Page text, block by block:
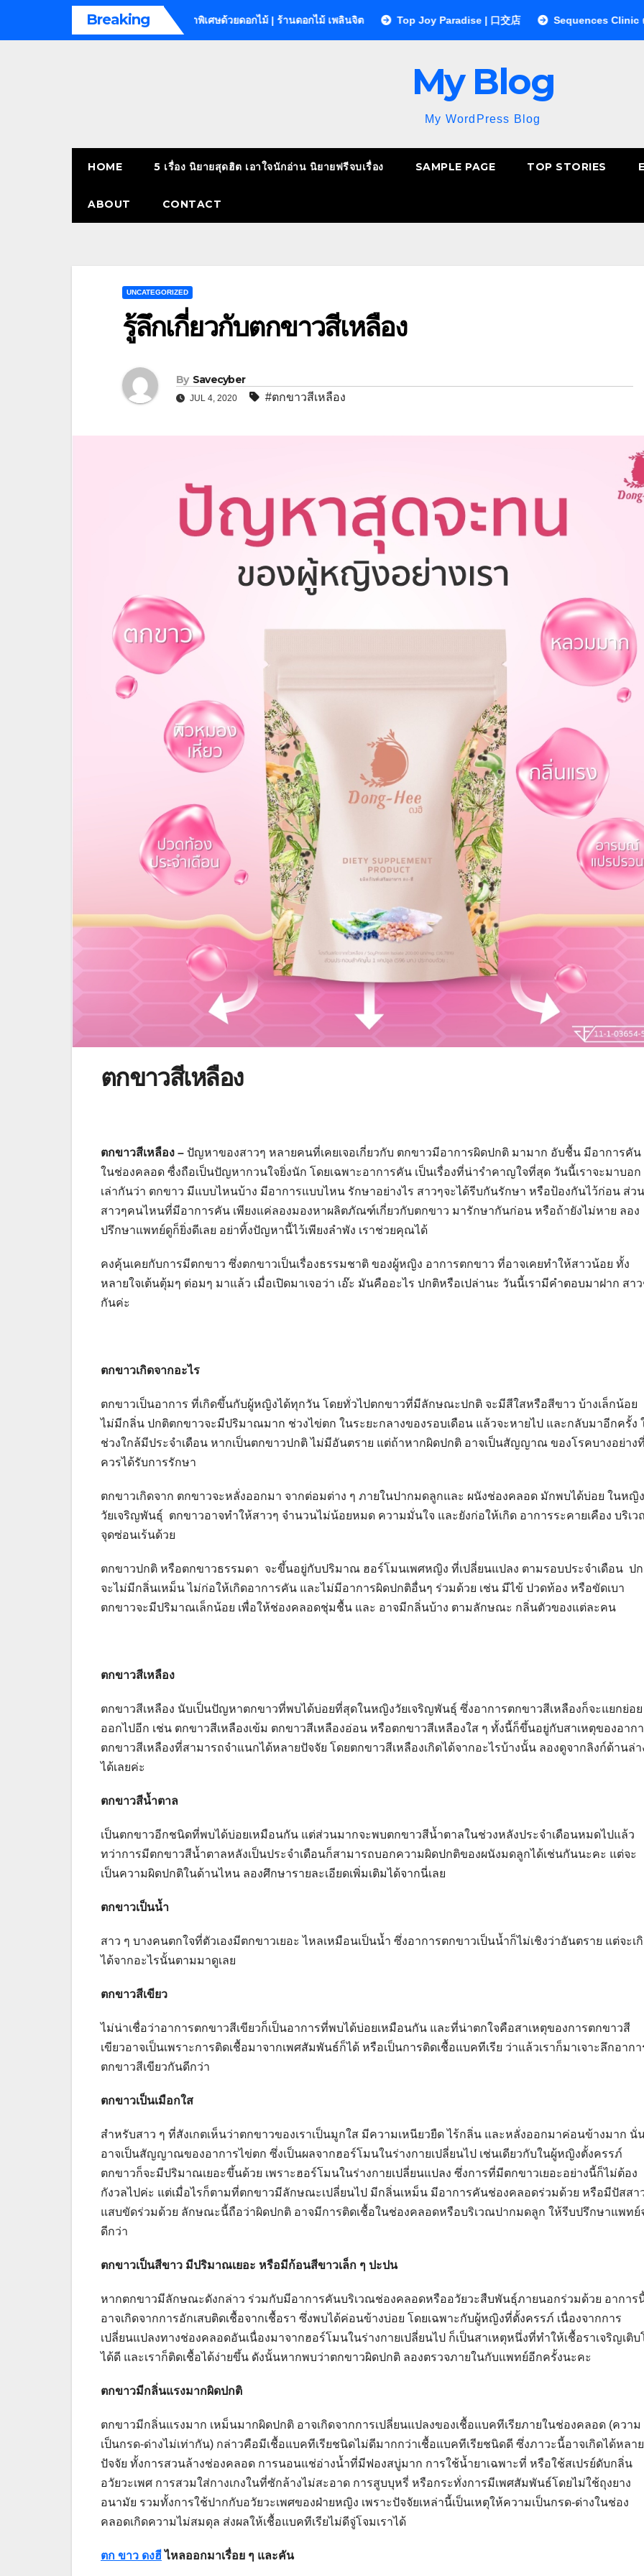
Breaking
เติมเต็มทุกช่วงเวลาพิเศษด้วยดอกไม้ | ร้านดอกไม้ เพลินจิต Top Joy Paradise | 口交店 Sequences Clinic คลินิกกายภ
My Blog
My WordPress Blog
HOME 5 เรื่อง นิยายสุดฮิต เอาใจนักอ่าน นิยายฟรีจบเรื่อง SAMPLE PAGE TOP STORIES
ABOUT CONTACT
UNCATEGORIZED
รู้ลึกเกี่ยวกับตกขาวสีเหลือง
By Savecyber
JUL 4, 2020 #ตกขาวสีเหลือง
ตกขาวสีเหลือง
ตกขาวสีเหลือง – ปัญหาของสาวๆ หลายคนที่เคยเจอเกี่ยวกับ ตกขาวมีอาการผิดปกติ มามาก อับชื้น มีอาการคัน
ในช่องคลอด ซื่งถือเป็นปัญหากวนใจยิ่งนัก โดยเฉพาะอาการคัน เป็นเรื่องที่น่ารำคาญใจที่สุด วันนี้เราจะมาบอก
เล่ากันว่า ตกขาว มีแบบไหนบ้าง มีอาการแบบไหน รักษาอย่างไร สาวๆจะได้รีบกันรักษา หรือป้องกันไว้ก่อน ส่วน
สาวๆคนไหนที่มีอาการคัน เพียงแค่ลองมองหาผลิตภัณฑ์เกี่ยวกับตกขาว มารักษากันก่อน หรือถ้ายังไม่หาย ลอง
ปรึกษาแพทย์ดูก็ยิ่งดีเลย อย่าทิ้งปัญหานี้ไว้เพียงลำพัง เราช่วยคุณได้
คงคุ้นเคยกับการมีตกขาว ซึ่งตกขาวเป็นเรื่องธรรมชาติ ของผู้หญิง อาการตกขาว ที่อาจเคยทำให้สาวน้อย ทั้ง
หลายใจเต้นตุ้มๆ ต่อมๆ มาแล้ว เมื่อเปิดมาเจอว่า เอ๊ะ มันคืออะไร ปกติหรือเปล่านะ วันนี้เรามีคำตอบมาฝาก สา
กันค่ะ
ตกขาวเกิดจากอะไร
ตกขาวเป็นอาการ ที่เกิดขึ้นกับผู้หญิงได้ทุกวัน โดยทั่วไปตกขาวที่มีลักษณะปกติ จะมีสีใสหรือสีขาว บ้างเล็กน้อย
ไม่มีกลิ่น ปกติตกขาวจะมีปริมาณมาก ช่วงไข่ตก ในระยะกลางของรอบเดือน แล้วจะหายไป และกลับมาอีกครั้ง
ช่วงใกล้มีประจำเดือน หากเป็นตกขาวปกติ ไม่มีอันตราย แต่ถ้าหากผิดปกติ อาจเป็นสัญญาณ ของโรคบางอย่าง
ควรได้รับการรักษา
ตกขาวเกิดจาก ตกขาวจะหลั่งออกมา จากต่อมต่าง ๆ ภายในปากมดลูกและ ผนังช่องคลอด มักพบได้บ่อย ในหญิง
วัยเจริญพันธุ์ ตกขาวอาจทำให้สาวๆ จำนวนไม่น้อยหมด ความมั่นใจ และยังก่อให้เกิด อาการระคายเคือง บริเ
จุดซ่อนเร้นด้วย
ตกขาวปกติ หรือตกขาวธรรมดา จะขึ้นอยู่กับปริมาณ ฮอร์โมนเพศหญิง ที่เปลี่ยนแปลง ตามรอบประจำเดือน ป
จะไม่มีกลิ่นเหม็น ไม่ก่อให้เกิดอาการคัน และไม่มีอาการผิดปกติอื่นๆ ร่วมด้วย เช่น มีไข้ ปวดท้อง หรือขัดเบา
ตกขาวจะมีปริมาณเล็กน้อย เพื่อให้ช่องคลอดชุ่มชื้น และ อาจมีกลิ่นบ้าง ตามลักษณะ กลิ่นตัวของแต่ละคน
ตกขาวสีเหลือง
ตกขาวสีเหลือง นับเป็นปัญหาตกขาวที่พบได้บ่อยที่สุดในหญิงวัยเจริญพันธุ์ ซึ่งอาการตกขาวสีเหลืองก็จะแยกย่อย
ออกไปอีก เช่น ตกขาวสีเหลืองเข้ม ตกขาวสีเหลืองอ่อน หรือตกขาวสีเหลืองใส ๆ ทั้งนี้ก็ขึ้นอยู่กับสาเหตุของอาก
ตกขาวสีเหลืองที่สามารถจำแนกได้หลายปัจจัย โดยตกขาวสีเหลืองเกิดได้จากอะไรบ้างนั้น ลองดูจากลิงก์ด้านล่า
ได้เลยค่ะ
ตกขาวสีน้ำตาล
เป็นตกขาวอีกชนิดที่พบได้บ่อยเหมือนกัน แต่ส่วนมากจะพบตกขาวสีน้ำตาลในช่วงหลังประจำเดือนหมดไปแล้ว
ทว่าการมีตกขาวสีน้ำตาลหลังเป็นประจำเดือนก็สามารถบอกความผิดปกติของผนังมดลูกได้เช่นกันนะคะ แต่จะ
เป็นความผิดปกติในด้านไหน ลองศึกษารายละเอียดเพิ่มเติมได้จากนี่เลย
ตกขาวเป็นน้ำ
สาว ๆ บางคนตกใจที่ตัวเองมีตกขาวเยอะ ไหลเหมือนเป็นน้ำ ซึ่งอาการตกขาวเป็นน้ำก็ไม่เชิงว่าอันตราย แต่จะเ
ได้จากอะไรนั้นตามมาดูเลย
ตกขาวสีเขียว
ไม่น่าเชื่อว่าอาการตกขาวสีเขียวก็เป็นอาการที่พบได้บ่อยเหมือนกัน และที่น่าตกใจคือสาเหตุของการตกขาวสี
เขียวอาจเป็นเพราะการติดเชื้อมาจากเพศสัมพันธ์ก็ได้ หรือเป็นการติดเชื้อแบคทีเรีย ว่าแล้วเราก็มาเจาะลึกอากา
ตกขาวสีเขียวกันดีกว่า
ตกขาวเป็นเมือกใส
สำหรับสาว ๆ ที่สังเกตเห็นว่าตกขาวของเราเป็นมูกใส มีความเหนียวยืด ไร้กลิ่น และหลั่งออกมาค่อนข้างมาก นั่
อาจเป็นสัญญาณของอาการไข่ตก ซึ่งเป็นผลจากฮอร์โมนในร่างกายเปลี่ยนไป เช่นเดียวกับในผู้หญิงตั้งครรภ์
ตกขาวก็จะมีปริมาณเยอะขึ้นด้วย เพราะฮอร์โมนในร่างกายเปลี่ยนแปลง ซึ่งการที่มีตกขาวเยอะอย่างนี้ก็ไม่ต้อง
กังวลไปค่ะ แต่เมื่อไรก็ตามที่ตกขาวมีลักษณะเปลี่ยนไป มีกลิ่นเหม็น มีอาการคันช่องคลอดร่วมด้วย หรือมีปัสสา
แสบขัดร่วมด้วย ลักษณะนี้ถือว่าผิดปกติ อาจมีการติดเชื้อในช่องคลอดหรือบริเวณปากมดลูก ให้รีบปรึกษาแพทย์
ดีกว่า
ตกขาวเป็นสีขาว มีปริมาณเยอะ หรือมีก้อนสีขาวเล็ก ๆ ปะปน
หากตกขาวมีลักษณะดังกล่าว ร่วมกับมีอาการคันบริเวณช่องคลอดหรืออวัยวะสืบพันธุ์ภายนอกร่วมด้วย อาการ
อาจเกิดจากการอักเสบติดเชื้อจากเชื้อรา ซึ่งพบได้ค่อนข้างบ่อย โดยเฉพาะกับผู้หญิงที่ตั้งครรภ์ เนื่องจากการ
เปลี่ยนแปลงทางช่องคลอดอันเนื่องมาจากฮอร์โมนในร่างกายเปลี่ยนไป ก็เป็นสาเหตุหนึ่งที่ทำให้เชื้อราเจริญเติบ
ได้ดี และเราก็ติดเชื้อได้ง่ายขึ้น ดังนั้นหากพบว่าตกขาวผิดปกติ ลองตรวจภายในกับแพทย์อีกครั้งนะคะ
ตกขาวมีกลิ่นแรงมากผิดปกติ
ตกขาวมีกลิ่นแรงมาก เหม็นมากผิดปกติ อาจเกิดจากการเปลี่ยนแปลงของเชื้อแบคทีเรียภายในช่องคลอด (ความ
เป็นกรด-ด่างไม่เท่ากัน) กล่าวคือมีเชื้อแบคทีเรียชนิดไม่ดีมากกว่าเชื้อแบคทีเรียชนิดดี ซึ่งภาวะนี้อาจเกิดได้หลาย
ปัจจัย ทั้งการสวนล้างช่องคลอด การนอนแช่อ่างน้ำที่มีฟองสบู่มาก การใช้น้ำยาเฉพาะที่ หรือใช้สเปรย์ดับกลิ่น
อวัยวะเพศ การสวมใส่กางเกงในที่ซักล้างไม่สะอาด การสูบบุหรี่ หรือกระทั่งการมีเพศสัมพันธ์โดยไม่ใช้ถุงยาง
อนามัย รวมทั้งการใช้ปากกับอวัยวะเพศของฝ่ายหญิง เพราะปัจจัยเหล่านี้เป็นเหตุให้ความเป็นกรด-ด่างในช่อง
คลอดเกิดความไม่สมดุล ส่งผลให้เชื้อแบคทีเรียไม่ดีจู่โจมเราได้
ตก ขาว ดงฮีไหลออกมาเรื่อย ๆ และคัน